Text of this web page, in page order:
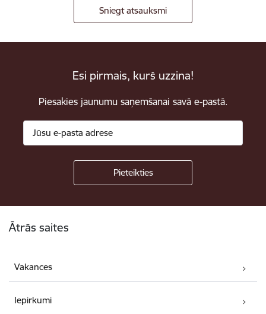
Sniegt atsauksmi
Esi pirmais, kurš uzzina!
Piesakies jaunumu saņemšanai savā e-pastā.
Ātrās saites
Vakances
Iepirkumi